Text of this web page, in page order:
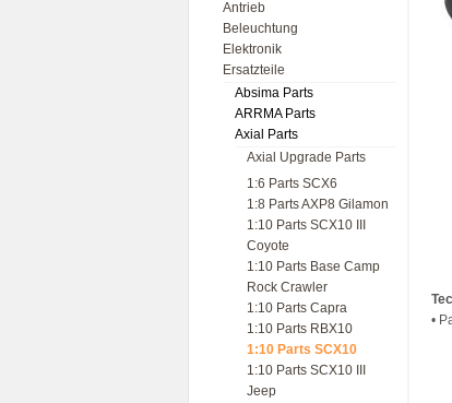
Antrieb
Beleuchtung
Elektronik
Ersatzteile
Absima Parts
ARRMA Parts
Axial Parts
Axial Upgrade Parts
1:6 Parts SCX6
1:8 Parts AXP8 Gilamon
1:10 Parts SCX10 III
Coyote
1:10 Parts Base Camp
Rock Crawler
1:10 Parts Capra
1:10 Parts RBX10
1:10 Parts SCX10
1:10 Parts SCX10 III
Jeep
•